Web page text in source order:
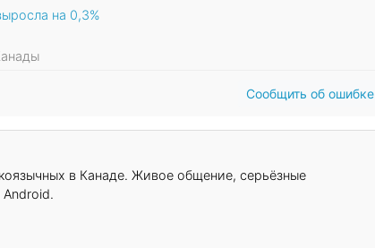
на 0,3%
Сообщить об ошибке
в Канаде. Живое общение, серьёзные